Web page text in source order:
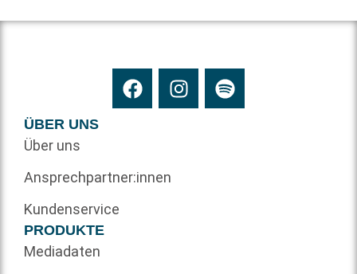
ÜBER UNS
Über uns
Ansprechpartner:innen
Kundenservice
PRODUKTE
Mediadaten